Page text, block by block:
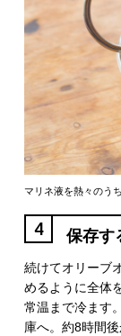
マリネ液を熱々のう
4 保存す
続けてオリーブ
めるように全体
常温まで冷ます
庫へ。約8時間